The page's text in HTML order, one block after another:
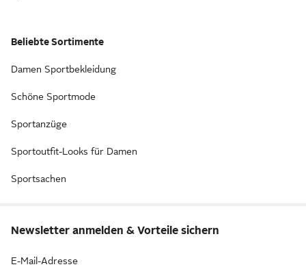
Beliebte Sortimente
Damen Sportbekleidung
Schöne Sportmode
Sportanzüge
Sportoutfit-Looks für Damen
Sportsachen
Newsletter anmelden & Vorteile sichern
E-Mail-Adresse